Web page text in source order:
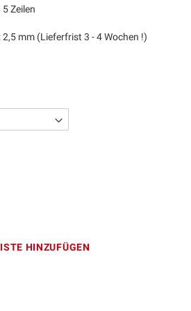
Zeilen
mm (Lieferfrist 3 - 4 Wochen !)
HINZUFÜGEN